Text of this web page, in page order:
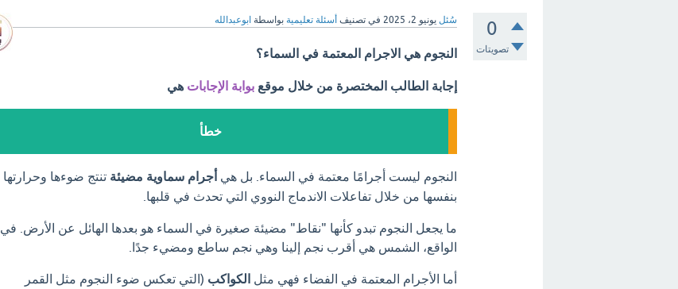
0
تصويتات
سُئل يونيو 2، 2025 في تصنيف أسئلة تعليمية بواسطة ابوعبدالله
النجوم هي الاجرام المعتمة في السماء؟
إجابة الطالب المختصرة من خلال موقع بوابة الإجابات هي
خطأ
النجوم ليست أجرامًا معتمة في السماء. بل هي أجرام سماوية مضيئة تنتج ضوءها وحرارتها
بنفسها من خلال تفاعلات الاندماج النووي التي تحدث في قلبها.
ما يجعل النجوم تبدو كأنها "نقاط" مضيئة صغيرة في السماء هو بعدها الهائل عن الأرض. في
الواقع، الشمس هي أقرب نجم إلينا وهي نجم ساطع ومضيء جدًا.
أما الأجرام المعتمة في الفضاء فهي مثل الكواكب (التي تعكس ضوء النجوم مثل القمر